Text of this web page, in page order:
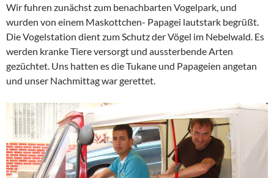
Wir fuhren zunächst zum benachbarten Vogelpark, und
wurden von einem Maskottchen- Papagei lautstark begrüßt.
Die Vogelstation dient zum Schutz der Vögel im Nebelwald. Es
werden kranke Tiere versorgt und aussterbende Arten
gezüchtet. Uns hatten es die Tukane und Papageien angetan
und unser Nachmittag war gerettet.